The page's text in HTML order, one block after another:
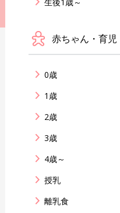
赤ちゃん・育児
0歳
1歳
2歳
3歳
4歳～
授乳
離乳食